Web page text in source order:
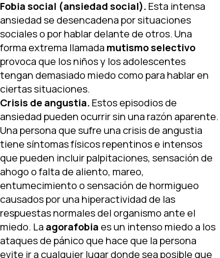
Fobia social (ansiedad social). Esta intensa
ansiedad se desencadena por situaciones
sociales o por hablar delante de otros. Una
forma extrema llamada mutismo selectivo
provoca que los niños y los adolescentes
tengan demasiado miedo como para hablar en
ciertas situaciones.
Crisis de angustia. Estos episodios de
ansiedad pueden ocurrir sin una razón aparente.
Una persona que sufre una crisis de angustia
tiene síntomas físicos repentinos e intensos
que pueden incluir palpitaciones, sensación de
ahogo o falta de aliento, mareo,
entumecimiento o sensación de hormigueo
causados por una hiperactividad de las
respuestas normales del organismo ante el
miedo. La agorafobia es un intenso miedo a los
ataques de pánico que hace que la persona
evite ir a cualquier lugar donde sea posible que